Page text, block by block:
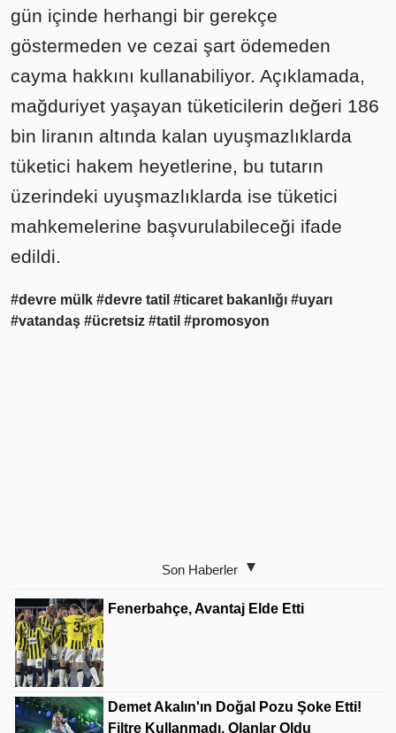
gün içinde herhangi bir gerekçe
göstermeden ve cezai şart ödemeden
cayma hakkını kullanabiliyor. Açıklamada,
mağduriyet yaşayan tüketicilerin değeri 186
bin liranın altında kalan uyuşmazlıklarda
tüketici hakem heyetlerine, bu tutarın
üzerindeki uyuşmazlıklarda ise tüketici
mahkemelerine başvurulabileceği ifade
edildi.
#devre mülk #devre tatil #ticaret bakanlığı #uyarı
#vatandaş #ücretsiz #tatil #promosyon
Son Haberler
Fenerbahçe, Avantaj Elde Etti
Demet Akalın'ın Doğal Pozu Şoke Etti!
Filtre Kullanmadı, Olanlar Oldu